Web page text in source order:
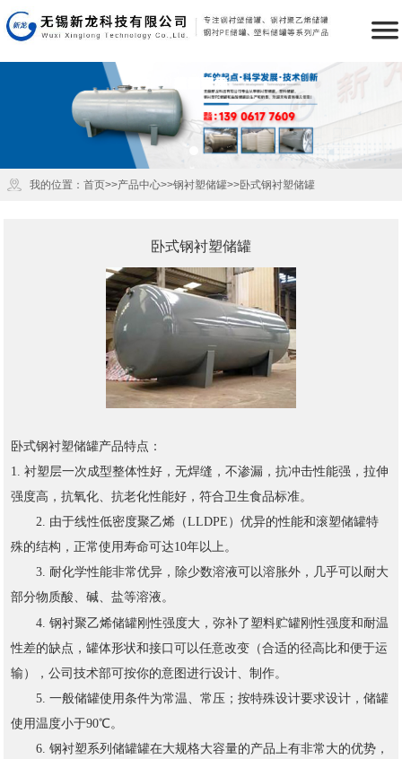

首页
公司简介
产品中心
新闻资讯
储罐技术
荣誉资质
储罐下载
成功案例
销售网络
联系我们
我的位置： 首页>>产品中心>>钢衬塑储罐>>卧式钢衬塑储罐
卧式钢衬塑储罐
卧式钢衬塑储罐产品特点：
1. 衬塑层一次成型整体性好，无焊缝，不渗漏，抗冲击性能强，拉伸
强度高，抗氧化、抗老化性能好，符合卫生食品标准。
2. 由于线性低密度聚乙烯（LLDPE）优异的性能和滚塑储罐特
殊的结构，正常使用寿命可达10年以上。
3. 耐化学性能非常优异，除少数溶液可以溶胀外，几乎可以耐大
部分物质酸、碱、盐等溶液。
4. 钢衬聚乙烯储罐刚性强度大，弥补了塑料贮罐刚性强度和耐温
性差的缺点，罐体形状和接口可以任意改变（合适的径高比和便于运
输），公司技术部可按你的意图进行设计、制作。
5. 一般储罐使用条件为常温、常压；按特殊设计要求设计，储罐
使用温度小于90℃。
6. 钢衬塑系列储罐罐在大规格大容量的产品上有非常大的优势，